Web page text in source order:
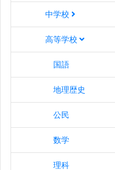
中学校
高等学校
国語
地理歴史
公民
数学
理科